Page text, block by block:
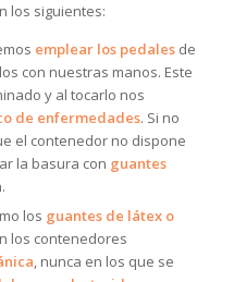
los siguientes:
emplear los pedalesde
con nuestras manos. Este
y al tocarlo nos
de enfermedades. Si no
el contenedor no dispone
la basura con guantes
los guantes de látex o
los contenedores
, nunca en los que se